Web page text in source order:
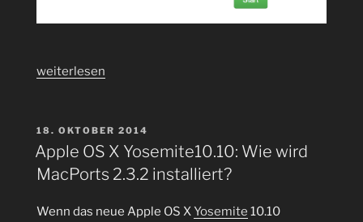
„Jessie:
für
den
Raspberry
installieren“
weiterlesen
VERÖFFENTLICHT
AM
18. OKTOBER 2014
Apple OS X Yosemite10.10: Wie wird
MacPorts 2.3.2 installiert?
Wenn das neue Apple OS XYosemite 10.10